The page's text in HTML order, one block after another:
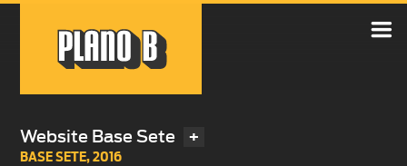

Website Base Sete +
BASE SETE,2016